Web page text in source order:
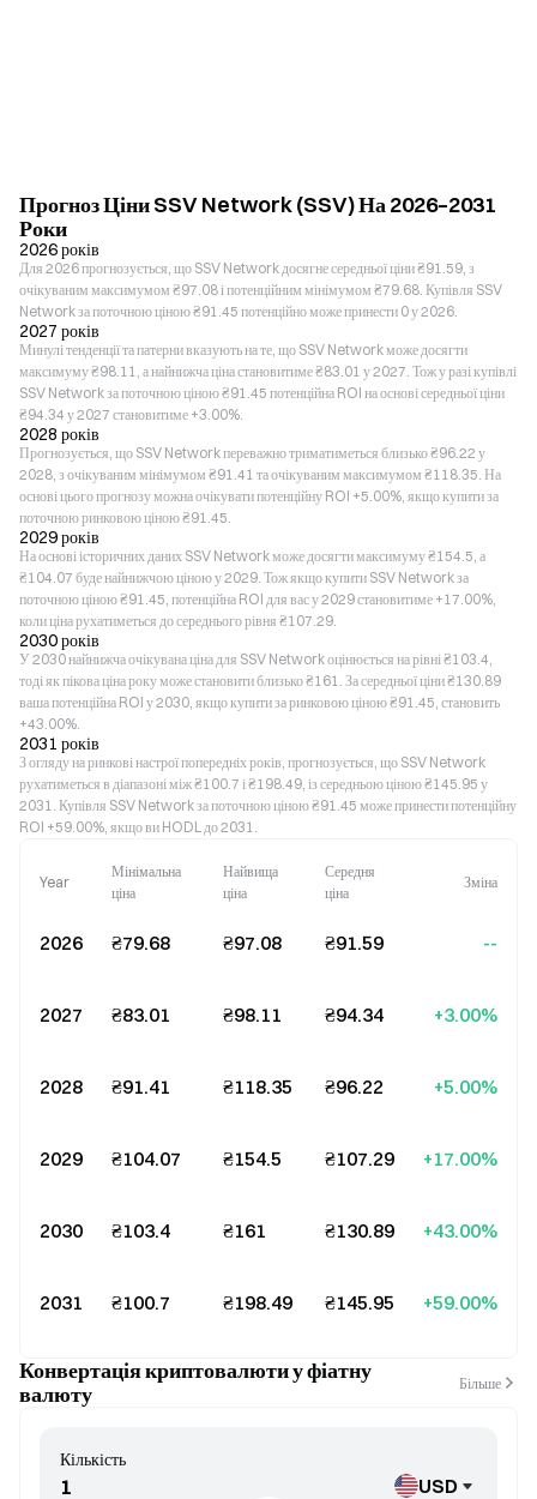
Прогноз Ціни SSV Network (SSV) На 2026–2031
Роки
2026 років
Для 2026 прогнозується, що SSV Network досягне середньої ціни ₴91.59, з
очікуваним максимумом ₴97.08 і потенційним мінімумом ₴79.68. Купівля SSV
Network за поточною ціною ₴91.45 потенційно може принести 0 у 2026.
2027 років
Минулі тенденції та патерни вказують на те, що SSV Network може досягти
максимуму ₴98.11, а найнижча ціна становитиме ₴83.01 у 2027. Тож у разі купівлі
SSV Network за поточною ціною ₴91.45 потенційна ROI на основі середньої ціни
₴94.34 у 2027 становитиме +3.00%.
2028 років
Прогнозується, що SSV Network переважно триматиметься близько ₴96.22 у
2028, з очікуваним мінімумом ₴91.41 та очікуваним максимумом ₴118.35. На
основі цього прогнозу можна очікувати потенційну ROI +5.00%, якщо купити за
поточною ринковою ціною ₴91.45.
2029 років
На основі історичних даних SSV Network може досягти максимуму ₴154.5, а
₴104.07 буде найнижчою ціною у 2029. Тож якщо купити SSV Network за
поточною ціною ₴91.45, потенційна ROI для вас у 2029 становитиме +17.00%,
коли ціна рухатиметься до середнього рівня ₴107.29.
2030 років
У 2030 найнижча очікувана ціна для SSV Network оцінюється на рівні ₴103.4,
тоді як пікова ціна року може становити близько ₴161. За середньої ціни ₴130.89
ваша потенційна ROI у 2030, якщо купити за ринковою ціною ₴91.45, становить
+43.00%.
2031 років
З огляду на ринкові настрої попередніх років, прогнозується, що SSV Network
рухатиметься в діапазоні між ₴100.7 і ₴198.49, із середньою ціною ₴145.95 у
2031. Купівля SSV Network за поточною ціною ₴91.45 може принести потенційну
ROI +59.00%, якщо ви HODL до 2031.
Year
Мінімальна
ціна
Найвища
ціна
Середня
ціна
Зміна
2026 ₴79.68 ₴97.08 ₴91.59 --
2027 ₴83.01 ₴98.11 ₴94.34 +3.00%
2028 ₴91.41 ₴118.35 ₴96.22 +5.00%
2029 ₴104.07 ₴154.5 ₴107.29 +17.00%
2030 ₴103.4 ₴161 ₴130.89 +43.00%
2031 ₴100.7 ₴198.49 ₴145.95 +59.00%
Конвертація криптовалюти у фіатну
валюту
Більше
Кількість
USD